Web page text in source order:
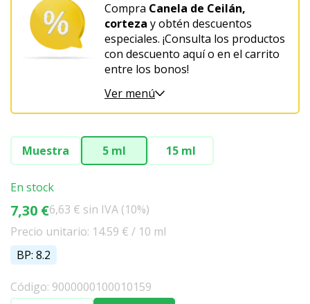
Compra Canela de Ceilán,
corteza y obtén descuentos
especiales. ¡Consulta los productos
con descuento aquí o en el carrito
entre los bonos!
Ver menú
Muestra 5 ml 15 ml
En stock
7,30 €6,63 € sin IVA (10%)
Precio unitario: 14.59 € / 10 ml
BP: 8.2
Código: 9000000100010159